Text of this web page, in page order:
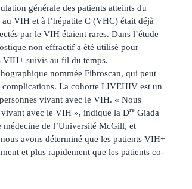
générale des patients atteints du
VIH et à l’hépatite C (VHC) était déjà
par le VIH étaient rares. Dans l’étude
non effractif a été utilisé pour
VIH+ suivis au fil du temps.
nommée Fibroscan, qui peut
complications. La cohorte LIVEHIV est un
vivant avec le VIH. « Nous
vivant avec le VIH », indique la Dre Giada
médecine de l’Université McGill, et
avons déterminé que les patients VIH+
et plus rapidement que les patients co-